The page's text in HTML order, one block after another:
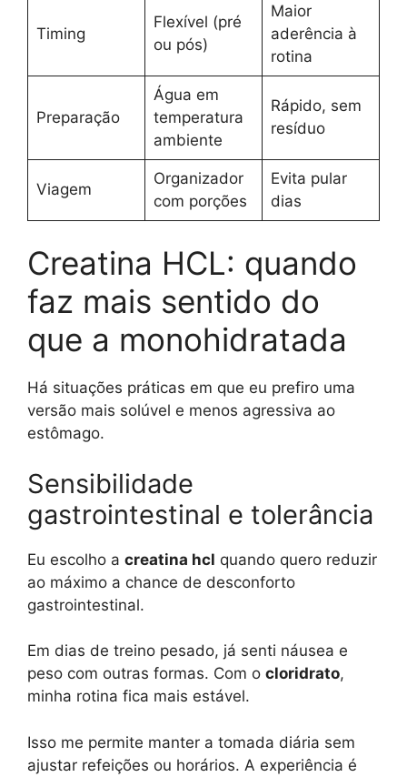
Timing
Flexível (pré
ou pós)
Maior
aderência à
rotina
Preparação
Água em
temperatura
ambiente
Rápido, sem
resíduo
Viagem
Organizador
com porções
Evita pular
dias
Creatina HCL: quando
faz mais sentido do
que a monohidratada
Há situações práticas em que eu prefiro uma
versão mais solúvel e menos agressiva ao
estômago.
Sensibilidade
gastrointestinal e tolerância
Eu escolho a creatina hcl quando quero reduzir
ao máximo a chance de desconforto
gastrointestinal.
Em dias de treino pesado, já senti náusea e
peso com outras formas. Com o cloridrato,
minha rotina fica mais estável.
Isso me permite manter a tomada diária sem
ajustar refeições ou horários. A experiência é